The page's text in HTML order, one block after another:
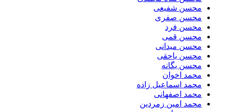
محسن شفیعی
محسن صفری
محسن فرد
محسن قمی
محسن میدانی
محسن یاحقی
محسن یگانه
محمد اخوان
محمد اسماعیل زاده
محمد اصفهانی
محمد امین زمردین